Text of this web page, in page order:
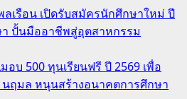
เรือน เปิดรับสมัครนักศึกษาใหม่ ปี
ปั้นมืออาชีพสู่อุตสาหกรรม
อบ 500 ทุนเรียนฟรี ปี 2569 เพื่อ
ฤมล หนุนสร้างอนาคตการศึกษา